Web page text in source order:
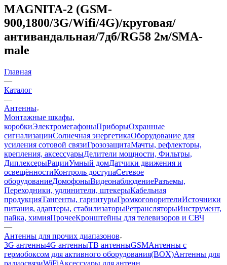
MAGNITA-2 (GSM-
900,1800/3G/Wifi/4G)/круговая/
антивандальная/7дб/RG58 2м/SMA-
male
Главная
—
Каталог
—
Антенны
Монтажные шкафы,
коробкиЭлектромегафоныПриборыОхранные
сигнализацииСолнечная энергетикаОборудование для
усиления сотовой связиГрозозащитаМачты, рефлекторы,
крепления, аксессуарыДелители мощности, Фильтры,
ДиплексерыРацииУмный домДатчики движения и
освещённостиКонтроль доступаСетевое
оборудованиеДомофоныВидеонаблюдениеРазъемы,
Переходники, удлинители, штекерыКабельная
продукцияТангенты, гарнитурыГромкоговорителиИсточники
питания, адаптеры, стабилизаторыРетрансляторыИнструмент,
пайка, химияПрочееКронштейны для телевизоров и СВЧ
—
Антенны для прочих диапазонов
3G антенны4G антенныТВ антенныGSMАнтенны с
гермобоксом для активного оборудования(BOX)Антенны для
радиосвязиWiFiАксессуары для антенн